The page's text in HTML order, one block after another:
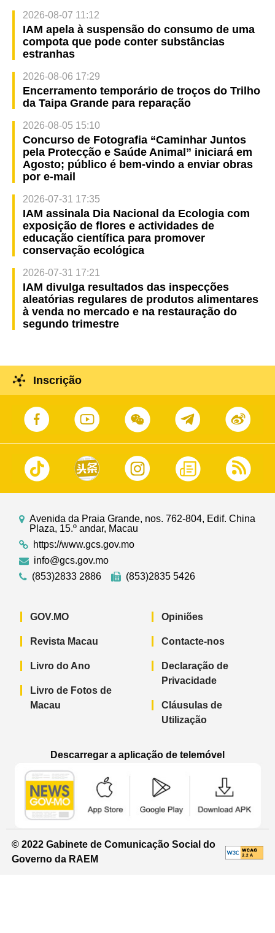
2026-08-07 11:12
IAM apela à suspensão do consumo de uma
compota que pode conter substâncias
estranhas
2026-08-06 17:29
Encerramento temporário de troços do Trilho
da Taipa Grande para reparação
2026-08-05 15:10
Concurso de Fotografia “Caminhar Juntos
pela Protecção e Saúde Animal” iniciará em
Agosto; público é bem-vindo a enviar obras
por e-mail
2026-07-31 17:35
IAM assinala Dia Nacional da Ecologia com
exposição de flores e actividades de
educação científica para promover
conservação ecológica
2026-07-31 17:21
IAM divulga resultados das inspecções
aleatórias regulares de produtos alimentares
à venda no mercado e na restauração do
segundo trimestre
Inscrição
Avenida da Praia Grande, nos. 762-804, Edif. China
Plaza, 15.º andar, Macau
https://www.gcs.gov.mo
info@gcs.gov.mo
(853)2833 2886
(853)2835 5426
GOV.MO
Revista Macau
Livro do Ano
Livro de Fotos de
Macau
Opiniões
Contacte-nos
Declaração de
Privacidade
Cláusulas de
Utilização
Descarregar a aplicação de telemóvel
© 2022 Gabinete de Comunicação Social do
Governo da RAEM